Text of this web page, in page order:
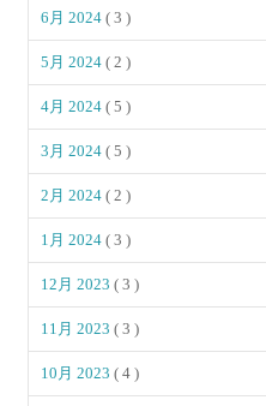
6月 2024( 3 )
5月 2024( 2 )
4月 2024( 5 )
3月 2024( 5 )
2月 2024( 2 )
1月 2024( 3 )
12月 2023( 3 )
11月 2023( 3 )
10月 2023( 4 )